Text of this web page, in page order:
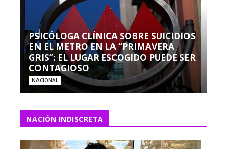
PSICÓLOGA CLÍNICA SOBRE SUICIDIOS
EN EL METRO EN LA “PRIMAVERA
GRIS”: EL LUGAR ESCOGIDO PUEDE SER
CONTAGIOSO
NACIONAL
NACIÓN INDISCRETA